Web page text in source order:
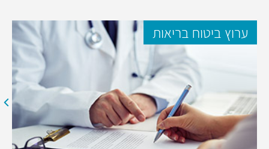
ערוץ ביטוח בריאות